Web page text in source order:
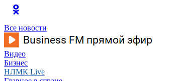
Все новости
Видео
Бизнес
НЛМК Live